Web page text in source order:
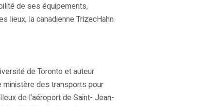
de ses équipements,
lieux, la canadienne TrizecHahn
de Toronto et auteur
ministère des transports pour
de l’aéroport de Saint- Jean-